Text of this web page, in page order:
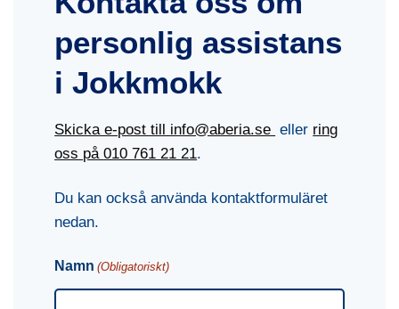
personlig assistans
i Jokkmokk
Skicka e-post till info@aberia.se eller ring
oss på010 761 21 21.
Du kan också använda kontaktformuläret
nedan.
Namn (Obligatoriskt)